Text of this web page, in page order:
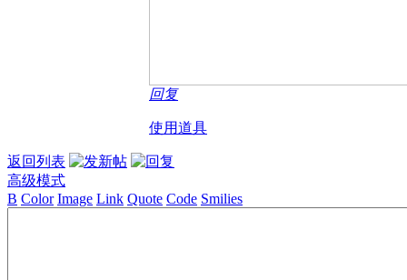
回复
使用道具
返回列表
高级模式
B Color Image Link Quote Code Smilies